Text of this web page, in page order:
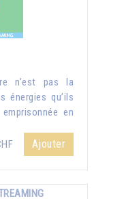
n’est pas la
énergies qu’ils
en
Ajouter